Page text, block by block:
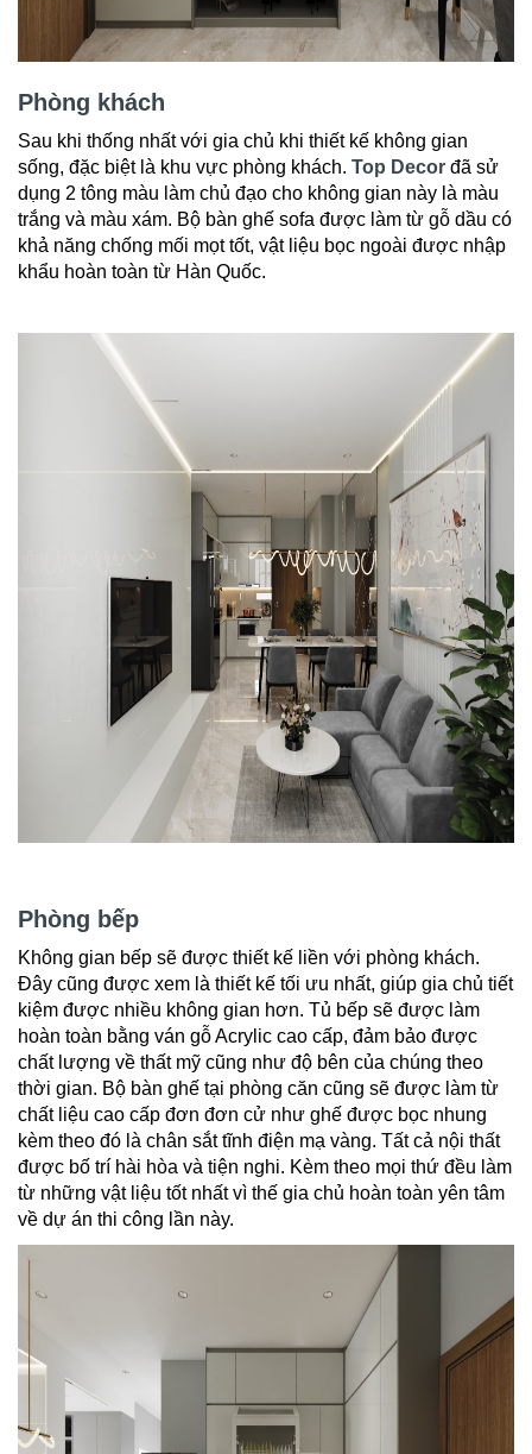
Phòng khách
Sau khi thống nhất với gia chủ khi thiết kế không gian
sống, đặc biệt là khu vực phòng khách. Top Decor đã sử
dụng 2 tông màu làm chủ đạo cho không gian này là màu
trắng và màu xám. Bộ bàn ghế sofa được làm từ gỗ dầu có
khả năng chống mối mọt tốt, vật liệu bọc ngoài được nhập
khẩu hoàn toàn từ Hàn Quốc.
Phòng bếp
Không gian bếp sẽ được thiết kế liền với phòng khách.
Đây cũng được xem là thiết kế tối ưu nhất, giúp gia chủ tiết
kiệm được nhiều không gian hơn. Tủ bếp sẽ được làm
hoàn toàn bằng ván gỗ Acrylic cao cấp, đảm bảo được
chất lượng về thất mỹ cũng như độ bên của chúng theo
thời gian. Bộ bàn ghế tại phòng căn cũng sẽ được làm từ
chất liệu cao cấp đơn đơn cử như ghế được bọc nhung
kèm theo đó là chân sắt tĩnh điện mạ vàng. Tất cả nội thất
được bố trí hài hòa và tiện nghi. Kèm theo mọi thứ đều làm
từ những vật liệu tốt nhất vì thế gia chủ hoàn toàn yên tâm
về dự án thi công lần này.